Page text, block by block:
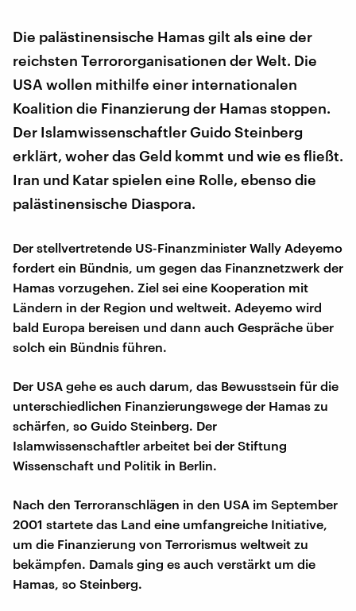
Die palästinensische Hamas gilt als eine der
reichsten Terrororganisationen der Welt. Die
USA wollen mithilfe einer internationalen
Koalition die Finanzierung der Hamas stoppen.
Der Islamwissenschaftler Guido Steinberg
erklärt, woher das Geld kommt und wie es fließt.
Iran und Katar spielen eine Rolle, ebenso die
palästinensische Diaspora.
Der stellvertretende US-Finanzminister Wally Adeyemo
fordert ein Bündnis, um gegen das Finanznetzwerk der
Hamas vorzugehen. Ziel sei eine Kooperation mit
Ländern in der Region und weltweit. Adeyemo wird
bald Europa bereisen und dann auch Gespräche über
solch ein Bündnis führen.
Der USA gehe es auch darum, das Bewusstsein für die
unterschiedlichen Finanzierungswege der Hamas zu
schärfen, so Guido Steinberg. Der
Islamwissenschaftler arbeitet bei der Stiftung
Wissenschaft und Politik in Berlin.
Nach den Terroranschlägen in den USA im September
2001 startete das Land eine umfangreiche Initiative,
um die Finanzierung von Terrorismus weltweit zu
bekämpfen. Damals ging es auch verstärkt um die
Hamas, so Steinberg.